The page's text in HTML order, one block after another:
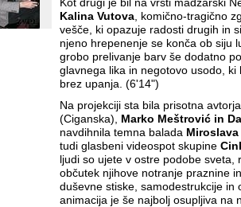
Kot drugi je bil na vrsti madžarski
Kalina Vutova, komično-tragično
vešče, ki opazuje radosti drugih in
njeno hrepenenje se konča ob siju
grobo prelivanje barv še dodatno
glavnega lika in negotovo usodo,
brez upanja. (6'14")
Na projekciji sta bila prisotna
(Ciganska), Marko Meštrović in
navdihnila temna balada Miroslava
tudi glasbeni videospot skupine
ljudi so ujete v ostre podobe
občutek njihove notranje praznine
duševne stiske, samodestrukcije in
animacija je še najbolj osupljiva na